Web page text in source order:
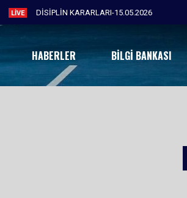
LIVE DİSİPLİN KARARLARI-15.05.2026
HABERLER BILGI BANKASI